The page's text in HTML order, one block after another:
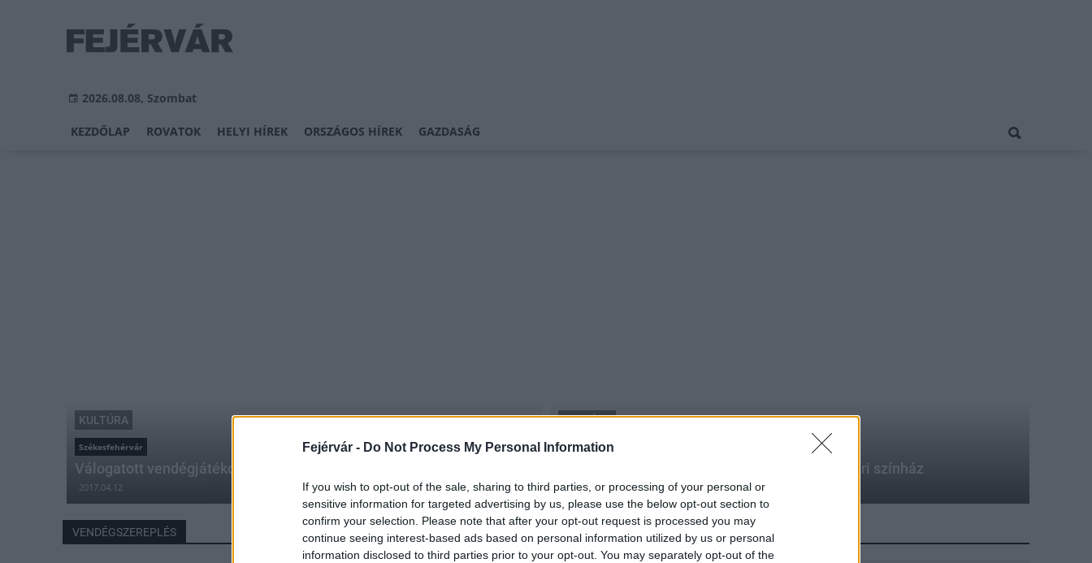
Fejérvár - Do Not Process My Personal Information
If you wish to opt-out of the sale, sharing to third parties, or processing of your personal or
sensitive information for targeted advertising by us, please use the below opt-out section to
confirm your selection. Please note that after your opt-out request is processed you may
continue seeing interest-based ads based on personal information utilized by us or personal
information disclosed to third parties prior to your opt-out. You may separately opt-out of the
2026.08.08, Szombat
KEZDŐLAP ROVATOK HELYI HÍREK ORSZÁGOS HÍREK GAZDASÁG
KULTÚRA
Székesfehérvár
Válogatott vendégjátékok a székesfehérvári színházban
2017.04.12
KULTÚRA
Budapest
A fővárosban vendégszerepel a székesfehérvári színház
2017.03.21
VENDÉGSZEREPLÉS HÍRLEVÉL